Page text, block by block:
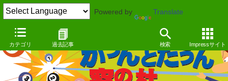
Powered by Translate
カテゴリ 過去記事 検索 Impressサイト